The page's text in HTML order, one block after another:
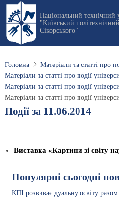
Перейти
основного
вмісту
Національний технічний
"Київський
Сікорського"
Головна
Матеріали та статті про
Матеріали та статті про події
Матеріали та статті про події
Матеріали та статті про події
Події за 11.06.2014
Виставка «Картини зі світу
Популярні сьогодні
КПІ розвиває дуальну освіту